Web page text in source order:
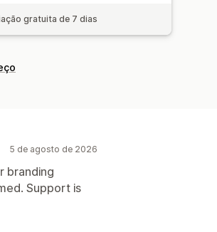
gratuita de 7 dias
5 de agosto de 2026
branding
Support is